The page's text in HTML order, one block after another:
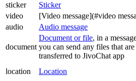
sticker
Sticker
video
[Video message](#video
audio
Audio message
document
Document or file, in a
you can send any files that
transferred to JivoChat app
location Location